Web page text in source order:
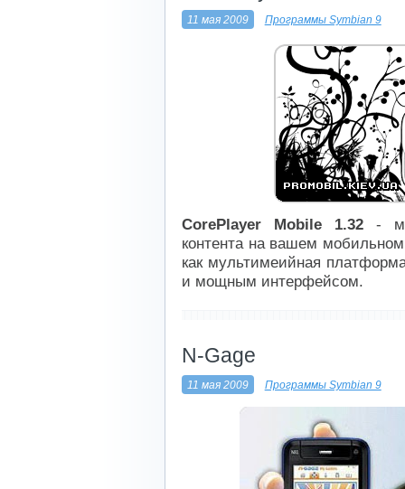
11 мая 2009 Программы Symbian 9
CorePlayer Mobile 1.32 -
контента на вашем
как мультимеийная
и мощным интерфейсом.
N-Gage
11 мая 2009 Программы Symbian 9